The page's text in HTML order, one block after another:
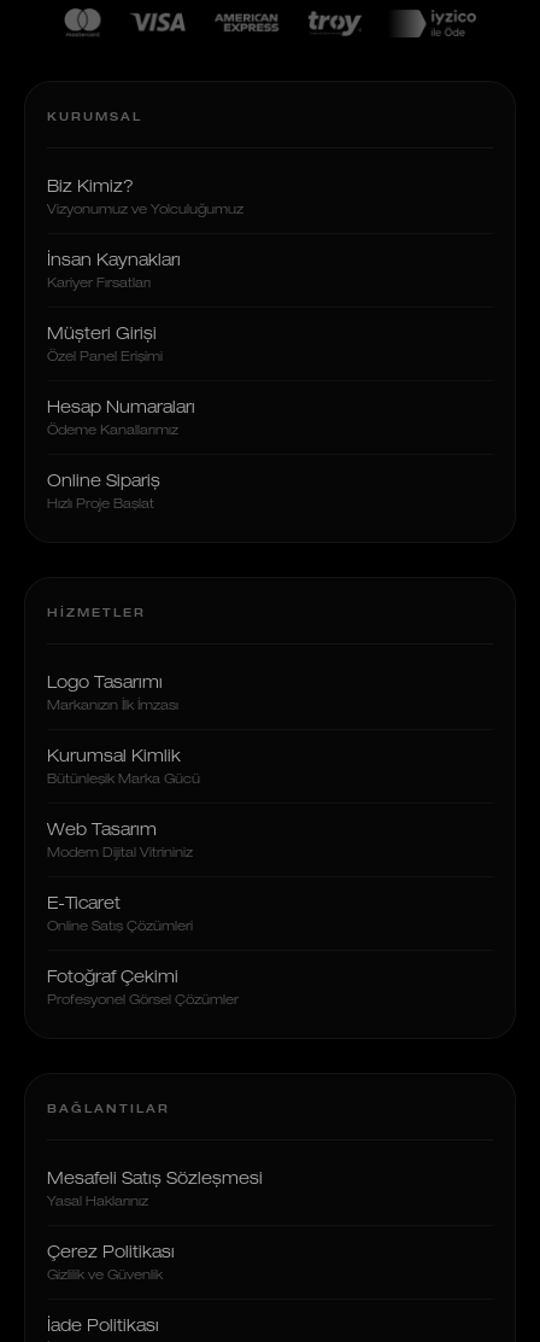
KURUMSAL
Biz Kimiz?
Vizyonumuz ve Yolculuğumuz
İnsan Kaynakları
Kariyer Fırsatları
Müşteri Girişi
Özel Panel Erişimi
Hesap Numaraları
Ödeme Kanallarımız
Online Sipariş
Hızlı Proje Başlat
HIZMETLER
Logo Tasarımı
Markanızın İlk İmzası
Kurumsal Kimlik
Bütünleşik Marka Gücü
Web Tasarım
Modern Dijital Vitrininiz
E-Ticaret
Online Satış Çözümleri
Fotoğraf Çekimi
Profesyonel Görsel Çözümler
BAĞLANTILAR
Mesafeli Satış Sözleşmesi
Yasal Haklarınız
Çerez Politikası
Gizlilik ve Güvenlik
İade Politikası